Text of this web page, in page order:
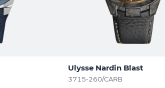
Ulysse Nardin Blast
3715-260/CARB